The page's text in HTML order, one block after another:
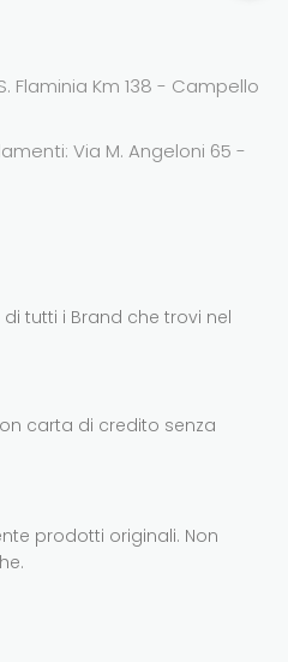
Flaminia Km 138 - Campello
Via M. Angeloni 65 -
tutti i Brand che trovi nel
carta di credito senza
prodotti originali. Non